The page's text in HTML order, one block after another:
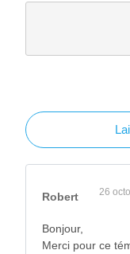
Robert 26
Bonjour,
Merci pour ce